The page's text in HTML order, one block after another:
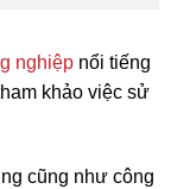
nghiệp nổi tiếng
khảo việc sử
cũng như công